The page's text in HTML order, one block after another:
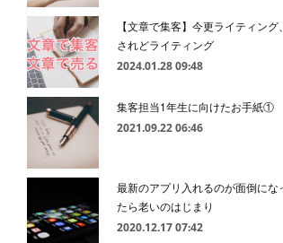
【文章で集客】今更ライティング、
されどライティング
2024.01.28 09:48
集客担当1年生に向けたお手紙①
2021.09.22 06:46
最新のアプリ入れるのが面倒にな
たら老いのはじまり
2020.12.17 07:42